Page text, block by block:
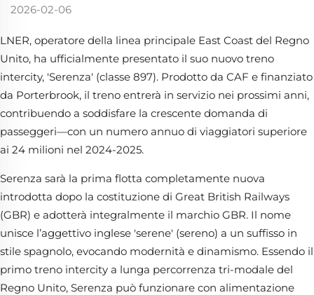
2026-02-06
LNER, operatore della linea principale East Coast del Regno
Unito, ha ufficialmente presentato il suo nuovo treno
intercity, 'Serenza' (classe 897). Prodotto da CAF e finanziato
da Porterbrook, il treno entrerà in servizio nei prossimi anni,
contribuendo a soddisfare la crescente domanda di
passeggeri—con un numero annuo di viaggiatori superiore
ai 24 milioni nel 2024-2025.
Serenza sarà la prima flotta completamente nuova
introdotta dopo la costituzione di Great British Railways
(GBR) e adotterà integralmente il marchio GBR. Il nome
unisce l’aggettivo inglese 'serene' (sereno) a un suffisso in
stile spagnolo, evocando modernità e dinamismo. Essendo il
primo treno intercity a lunga percorrenza tri-modale del
Regno Unito, Serenza può funzionare con alimentazione